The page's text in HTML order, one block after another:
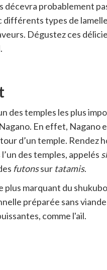
décevra probablement
différents types de
Dégustez ces
des temples les plus
En effet, Nagano
d’un temple. Rendez
des temples, appelés
futonssur tatamis.
plus marquant du
préparée sans
comme l'ail.